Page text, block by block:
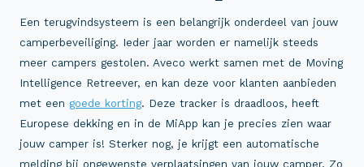
Een terugvindsysteem is een belangrijk onderdeel van jouw
camperbeveiliging. Ieder jaar worden er namelijk steeds
meer campers gestolen. Aveco werkt samen met de Moving
Intelligence Retreever, en kan deze voor klanten aanbieden
met een goede korting. Deze tracker is draadloos, heeft
Europese dekking en in de MiApp kan je precies zien waar
jouw camper is! Sterker nog, je krijgt een automatische
melding bij ongewenste verplaatsingen van jouw camper. Zo